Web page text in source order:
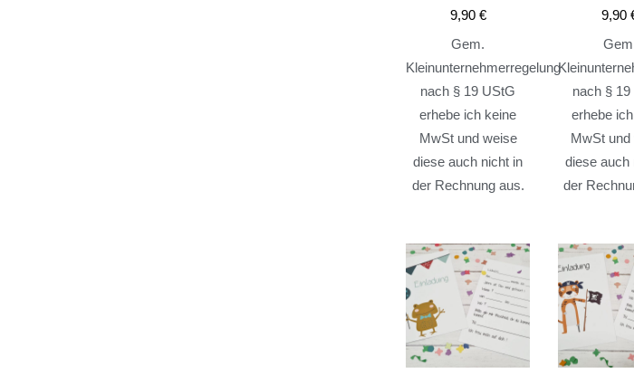
9,90 €
Gem.
Kleinunternehmerregelung
nach § 19 UStG
erhebe ich keine
MwSt und weise
diese auch nicht in
der Rechnung aus.
9,90
nach § 19
erhebe
MwSt und
diese auch
der